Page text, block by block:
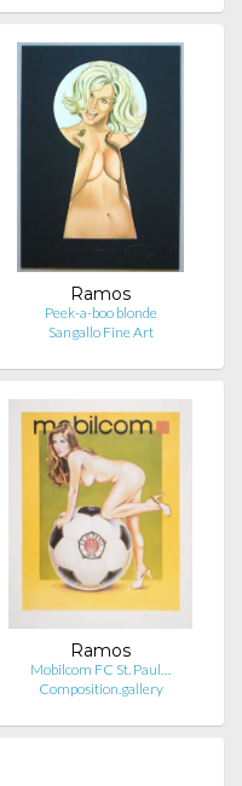
Ramos
Peek-a-boo blonde
Sangallo Fine Art
Ramos
Mobilcom FC St. Paul…
Composition.gallery